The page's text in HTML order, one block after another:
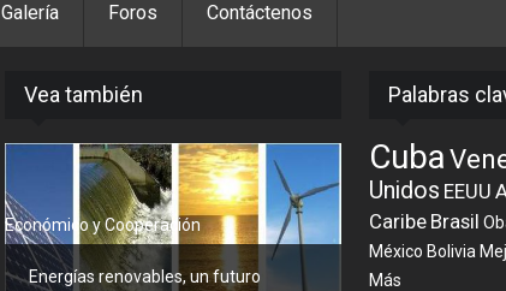
Galería Foros Contáctenos
Vea también
Económico y Cooperación
Energías renovables, un futuro
Palabras
Cuba
Unidos EEUU
Caribe Brasil
México Bolivia
Más